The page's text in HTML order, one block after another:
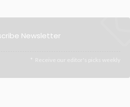
Newsletter
Receive our editor's picks weekly